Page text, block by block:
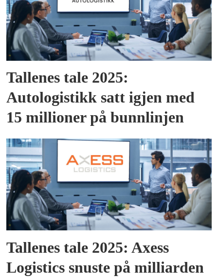
Tallenes tale 2025:
Autologistikk satt igjen med
15 millioner på bunnlinjen
Tallenes tale 2025: Axess
Logistics snuste på milliarden